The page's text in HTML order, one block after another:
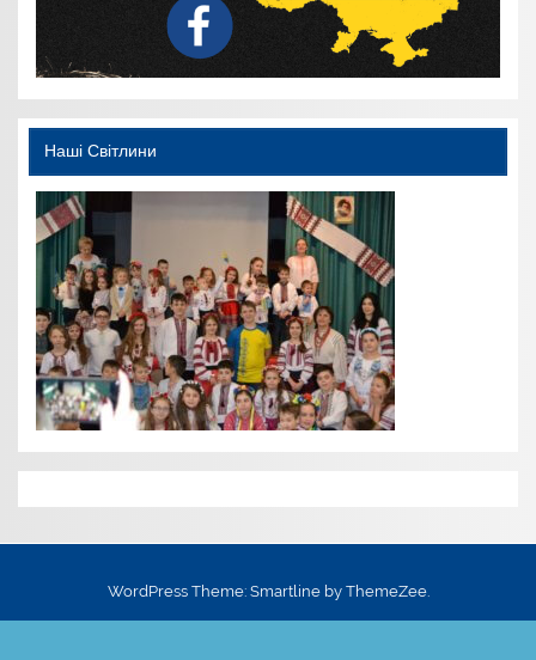
Наші Світлини
WordPress Theme: Smartline by ThemeZee.